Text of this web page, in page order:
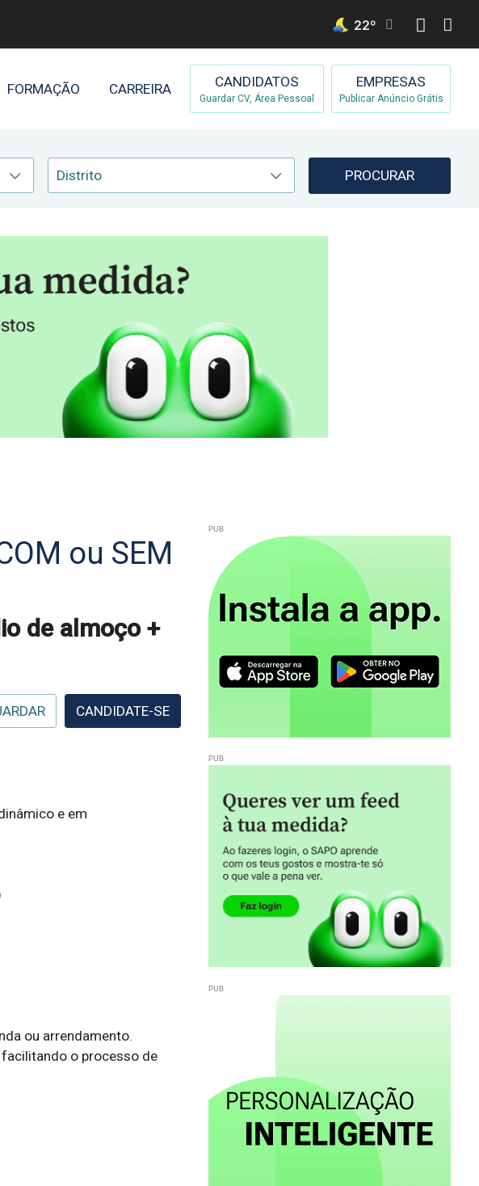
22º
FORMAÇÃO CARREIRA CANDIDATOS
Guardar CV, Área Pessoal
EMPRESAS
Publicar Anúncio Grátis
Distrito PROCURAR
ou SEM
de almoço +
CANDIDATE-SE
e em
ou arrendamento.
o processo de